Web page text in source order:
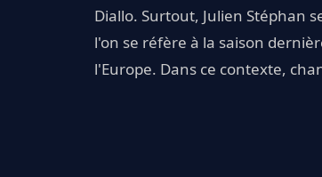
Diallo. Surtout, Julien Stéphan
l'on se réfère à la saison
l'Europe. Dans ce contexte,